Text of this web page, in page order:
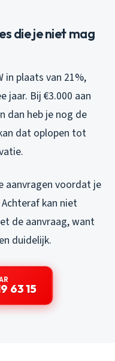
die je niet mag
in plaats van 21%,
jaar. Bij €3.000 aan
dan heb je nog de
dat oplopen tot
aanvragen voordat je
kan niet
de aanvraag, want
duidelijk.
63 15